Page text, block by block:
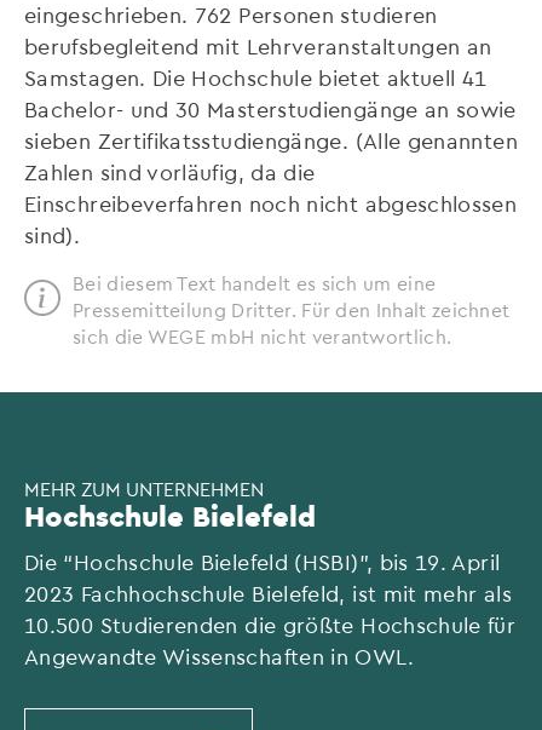
eingeschrieben. 762 Personen studieren
berufsbegleitend mit Lehrveranstaltungen an
Samstagen. Die Hochschule bietet aktuell 41
Bachelor- und 30 Masterstudiengänge an sowie
sieben Zertifikatsstudiengänge. (Alle genannten
Zahlen sind vorläufig, da die
Einschreibeverfahren noch nicht abgeschlossen
sind).
Bei diesem Text handelt es sich um eine
Pressemitteilung Dritter. Für den Inhalt zeichnet
sich die WEGE mbH nicht verantwortlich.
MEHR ZUM UNTERNEHMEN
Hochschule Bielefeld
Die “Hochschule Bielefeld (HSBI)”, bis 19. April
2023 Fachhochschule Bielefeld, ist mit mehr als
10.500 Studierenden die größte Hochschule für
Angewandte Wissenschaften in OWL.